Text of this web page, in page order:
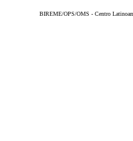
BIREME/OPS/OMS - Centro